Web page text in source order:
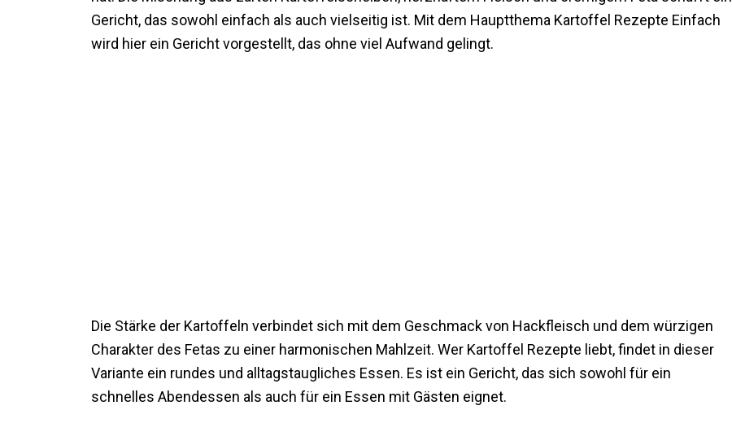
Gericht, das sowohl einfach als auch vielseitig ist. Mit dem Hauptthema Kartoffel Rezepte Einfach
wird hier ein Gericht vorgestellt, das ohne viel Aufwand gelingt.
Die Stärke der Kartoffeln verbindet sich mit dem Geschmack von Hackfleisch und dem würzigen
Charakter des Fetas zu einer harmonischen Mahlzeit. Wer Kartoffel Rezepte liebt, findet in dieser
Variante ein rundes und alltagstaugliches Essen. Es ist ein Gericht, das sich sowohl für ein
schnelles Abendessen als auch für ein Essen mit Gästen eignet.